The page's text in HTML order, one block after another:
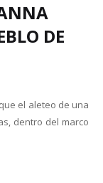
DE
el aleteo de una
dentro del marco